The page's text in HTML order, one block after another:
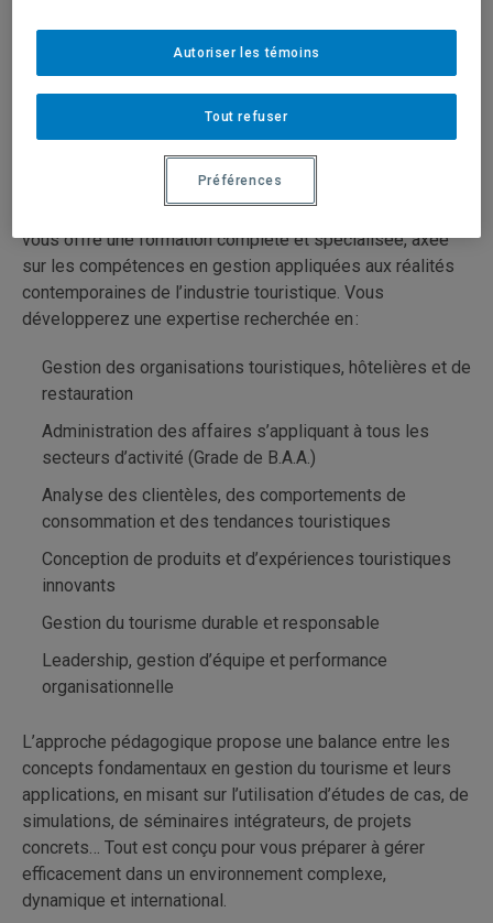
Une formation axée sur la polyvalence et
Ce baccalauréat en gestion du tourisme et de l’hôtellerie
vous offre une formation complète et spécialisée, axée
sur les compétences en gestion appliquées aux réalités
contemporaines de l’industrie touristique. Vous
développerez une expertise recherchée en :
Gestion des organisations touristiques, hôtelières et de
restauration
Administration des affaires s’appliquant à tous les
secteurs d’activité (Grade de B.A.A.)
Analyse des clientèles, des comportements de
consommation et des tendances touristiques
Conception de produits et d’expériences touristiques
innovants
Gestion du tourisme durable et responsable
Leadership, gestion d’équipe et performance
organisationnelle
L’approche pédagogique propose une balance entre les
concepts fondamentaux en gestion du tourisme et leurs
applications, en misant sur l’utilisation d’études de cas, de
simulations, de séminaires intégrateurs, de projets
concrets… Tout est conçu pour vous préparer à gérer
efficacement dans un environnement complexe,
dynamique et international.
Tout refuser
Autoriser les témoins
Préférences